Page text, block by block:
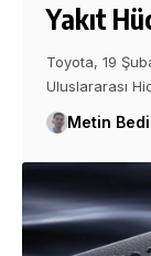
Yakıt
Toyota, 19
Uluslararası
Metin